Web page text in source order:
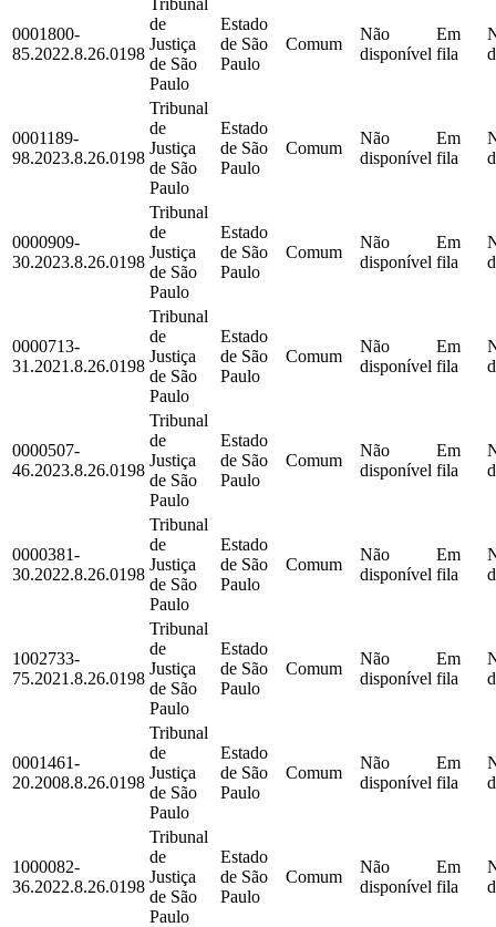
0001800-
85.2022.8.26.0198
de
Justiça
de São
Paulo
Estado
de São
Paulo
Comum
Não
disponível
Em
fila
0001189-
98.2023.8.26.0198
Tribunal
de
Justiça
de São
Paulo
Estado
de São
Paulo
Comum
Não
disponível
Em
fila
0000909-
30.2023.8.26.0198
Tribunal
de
Justiça
de São
Paulo
Estado
de São
Paulo
Comum
Não
disponível
Em
fila
0000713-
31.2021.8.26.0198
Tribunal
de
Justiça
de São
Paulo
Estado
de São
Paulo
Comum
Não
disponível
Em
fila
0000507-
46.2023.8.26.0198
Tribunal
de
Justiça
de São
Paulo
Estado
de São
Paulo
Comum
Não
disponível
Em
fila
0000381-
30.2022.8.26.0198
Tribunal
de
Justiça
de São
Paulo
Estado
de São
Paulo
Comum
Não
disponível
Em
fila
1002733-
75.2021.8.26.0198
Tribunal
de
Justiça
de São
Paulo
Estado
de São
Paulo
Comum
Não
disponível
Em
fila
0001461-
20.2008.8.26.0198
Tribunal
de
Justiça
de São
Paulo
Estado
de São
Paulo
Comum
Não
disponível
Em
fila
1000082-
36.2022.8.26.0198
Tribunal
de
Justiça
de São
Paulo
Estado
de São
Paulo
Comum
Não
disponível
Em
fila